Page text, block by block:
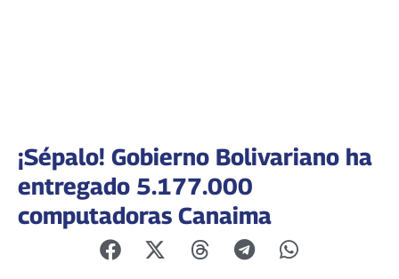
¡Sépalo! Gobierno Bolivariano ha
entregado 5.177.000
computadoras Canaima